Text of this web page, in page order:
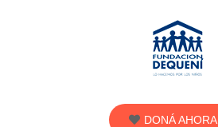
DONÁ AHORA